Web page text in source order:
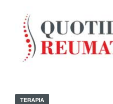
TERAPIA